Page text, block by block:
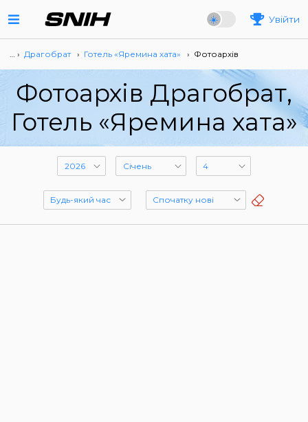
Увійти
… › Драгобрат › Готель «Яремина хата» › Фотоархів
Фотоархів Драгобрат,
Готель «Яремина хата»